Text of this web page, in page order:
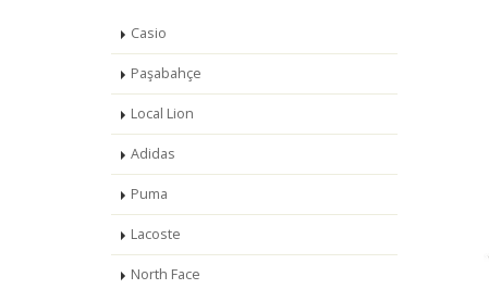
Casio
Paşabahçe
Local Lion
Adidas
Puma
Lacoste
North Face